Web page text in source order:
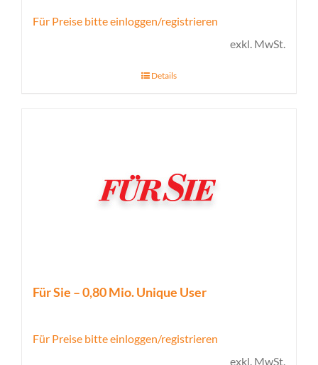
Für Preise bitte einloggen/registrieren
exkl. MwSt.
Details
Für Sie – 0,80 Mio. Unique User
Für Preise bitte einloggen/registrieren
exkl. MwSt.